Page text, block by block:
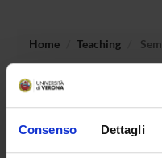
Consenso Dettagli
Home Teaching
No recent seminar found